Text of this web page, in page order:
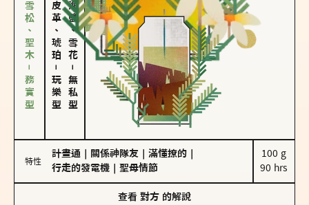
雪松、聖木－務實型 皮革、琥珀
－
玩樂型
海鹽、雪花
－
無私型
特性
計畫通 關係神隊友 滿懂撩的
行走的發電機
聖母情節
100 g
90 hrs
查看 對方 的解說